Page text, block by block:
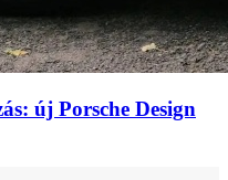
új Porsche Design